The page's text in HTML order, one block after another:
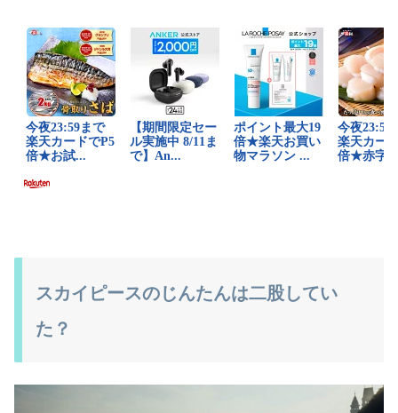
スカイピースのじんたんは二股してい
た？